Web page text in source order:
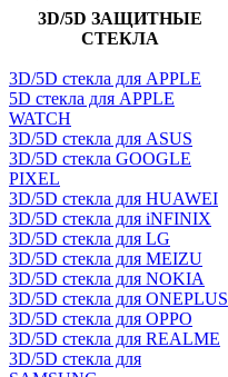
3D/5D ЗАЩИТНЫЕ
СТЕКЛА
3D/5D стекла для APPLE
5D стекла для APPLE
WATCH
3D/5D стекла для ASUS
3D/5D стекла GOOGLE
PIXEL
3D/5D стекла для HUAWEI
3D/5D стекла для iNFINIX
3D/5D стекла для LG
3D/5D стекла для MEIZU
3D/5D стекла для NOKIA
3D/5D стекла для ONEPLUS
3D/5D стекла для OPPO
3D/5D стекла для REALME
3D/5D стекла для